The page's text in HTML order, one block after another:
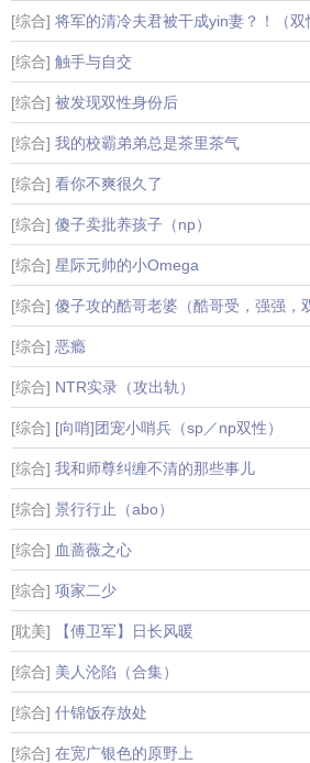
[综合] 将军的清冷夫君被干成yin妻？！（双
[综合] 触手与自交
[综合] 被发现双性身份后
[综合] 我的校霸弟弟总是茶里茶气
[综合] 看你不爽很久了
[综合] 傻子卖批养孩子（np）
[综合] 星际元帅的小Omega
[综合] 傻子攻的酷哥老婆（酷哥受，强强，
[综合] 恶瘾
[综合] NTR实录（攻出轨）
[综合] [向哨]团宠小哨兵（sp／np双性）
[综合] 我和师尊纠缠不清的那些事儿
[综合] 景行行止（abo）
[综合] 血蔷薇之心
[综合] 项家二少
[耽美] 【傅卫军】日长风暖
[综合] 美人沦陷（合集）
[综合] 什锦饭存放处
[综合] 在宽广银色的原野上